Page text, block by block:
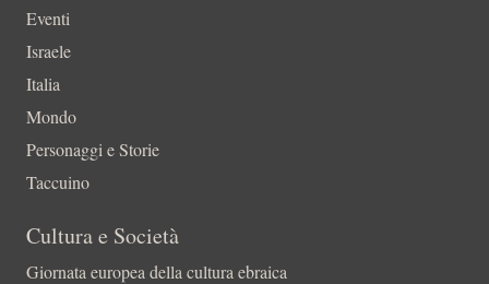
Eventi
Israele
Italia
Mondo
Personaggi e Storie
Taccuino
Cultura e Società
Giornata europea della cultura ebraica